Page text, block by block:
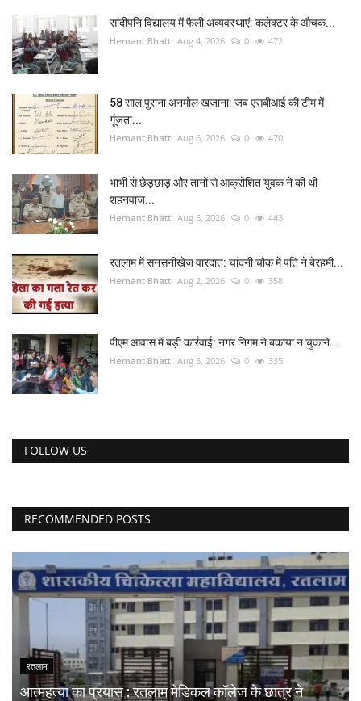
सांदीपनि विद्यालय में फैली अव्यवस्थाएं: कलेक्टर के औचक...
Hemant Bhatt Aug 4, 2026 0 472
58 साल पुराना अनमोल खजाना: जब एसबीआई की टीम में
गूंजता...
Hemant Bhatt Aug 6, 2026 0 470
भाभी से छेड़छाड़ और तानों से आक्रोशित युवक ने की थी
शहनवाज...
Hemant Bhatt Aug 6, 2026 0 443
रतलाम में सनसनीखेज वारदात: चांदनी चौक में पति ने बेरहमी...
Hemant Bhatt Aug 2, 2026 0 358
पीएम आवास में बड़ी कार्रवाई: नगर निगम ने बकाया न चुकाने...
Hemant Bhatt Aug 5, 2026 0 335
FOLLOW US
RECOMMENDED POSTS
रतलाम
आत्महत्या का प्रयास : रतलाम मेडिकल कॉलेज के छात्र ने